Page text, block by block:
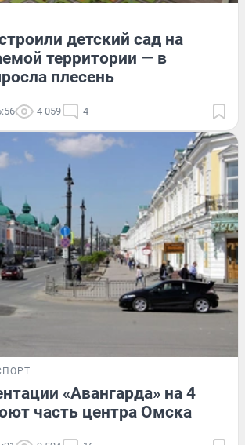
детский сад на
территории — в
плесень
4 059 4
«Авангарда» на 4
часть центра Омска